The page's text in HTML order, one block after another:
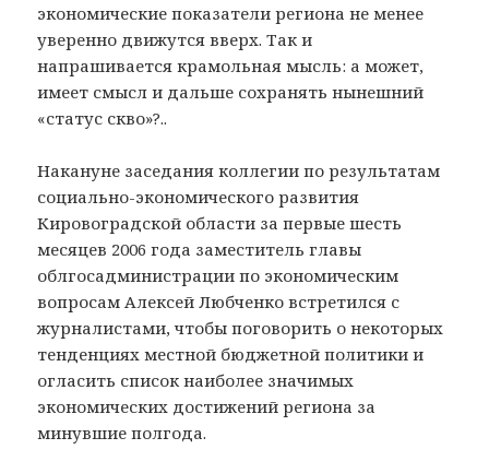
экономические показатели региона не менее
уверенно движутся вверх. Так и
напрашивается крамольная мысль: а может,
имеет смысл и дальше сохранять нынешний
«статус скво»?..
Накануне заседания коллегии по результатам
социально-экономического развития
Кировоградской области за первые шесть
месяцев 2006 года заместитель главы
облгосадминистрации по экономическим
вопросам Алексей Любченко встретился с
журналистами, чтобы поговорить о некоторых
тенденциях местной бюджетной политики и
огласить список наиболее значимых
экономических достижений региона за
минувшие полгода.